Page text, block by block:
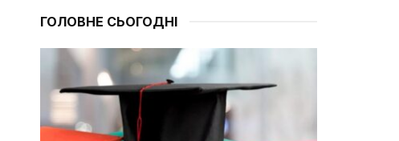
ГОЛОВНЕ СЬОГОДНІ